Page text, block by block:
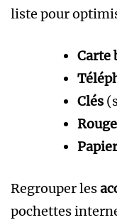
liste pour
Carte
Clés
Regrouper les
pochettes